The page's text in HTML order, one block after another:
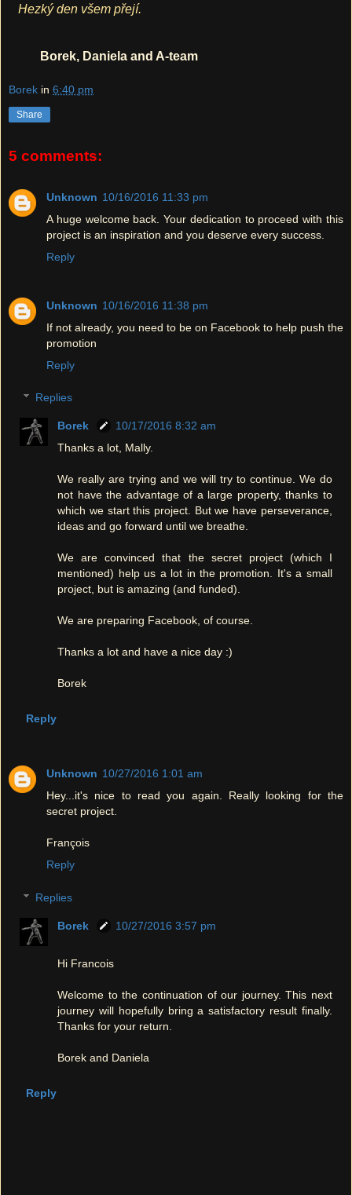
Hezký den všem přejí.
Borek, Daniela and A-team
Borek in 6:40 pm
Share
5 comments:
Unknown 10/16/2016 11:33 pm
A huge welcome back. Your dedication to proceed with this
project is an inspiration and you deserve every success.
Reply
Unknown 10/16/2016 11:38 pm
If not already, you need to be on Facebook to help push the
promotion
Reply
Replies
Borek
10/17/2016 8:32 am
Thanks a lot, Mally.
We really are trying and we will try to continue. We do
not have the advantage of a large property, thanks to
which we start this project. But we have perseverance,
ideas and go forward until we breathe.
We are convinced that the secret project (which I
mentioned) help us a lot in the promotion. It's a small
project, but is amazing (and funded).
We are preparing Facebook, of course.
Thanks a lot and have a nice day :)
Borek
Reply
Unknown 10/27/2016 1:01 am
Hey...it's nice to read you again. Really looking for the
secret project.
François
Reply
Replies
Borek 10/27/2016 3:57 pm
Hi Francois
Welcome to the continuation of our journey. This next
journey will hopefully bring a satisfactory result finally.
Thanks for your return.
Borek and Daniela
Reply